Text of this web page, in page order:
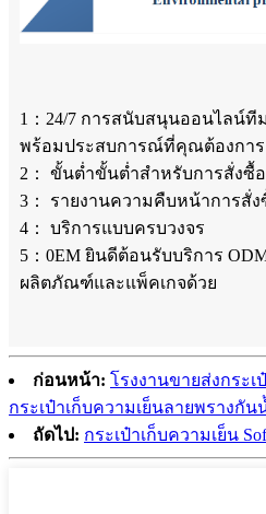
1：24/7 การสนับสนุนออนไลน์
พร้อมประสบการณ์ที่คุณต้องการ
2： ขั้นต่ำขั้นต่ำสำหรับการสั่งซื้
3： รายงานความคืบหน้าการสั่ง
4： บริการแบบครบวงจร
5：0EM ยินดีต้อนรับบริการ
ผลิตภัณฑ์และแพ็คเกจด้วย
ก่อนหน้า: โรงงานขายส่งกระ
กระเป๋าเก็บความเย็นลายพรางกั
ถัดไป: กระเป๋าเก็บความเย็น